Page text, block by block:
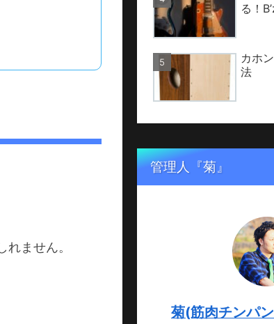
ません。
る！
カホ
法
管理人『菊』
菊(筋肉チンパ